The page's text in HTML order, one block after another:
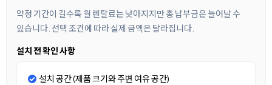
약정 기간이 길수록 월 렌탈료는 낮아지지만 총 납부금은 늘어날 수
있습니다. 선택 조건에 따라 실제 금액은 달라집니다.
설치 전 확인 사항
설치 공간 (제품 크기와 주변 여유 공간)